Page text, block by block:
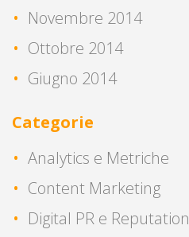
Novembre 2014
Ottobre 2014
Giugno 2014
Categorie
Analytics e Metriche
Content Marketing
Digital PR e Reputation